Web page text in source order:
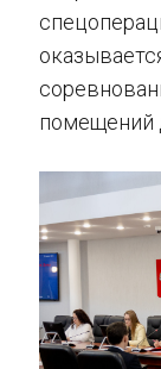
помещений